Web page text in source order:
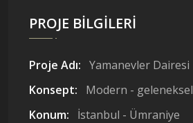
PROJE BILGILERI
Proje Adı: Yamanevler Dairesi
Konsept:
Modern - geleneksel
Konum:
İstanbul - Ümraniye